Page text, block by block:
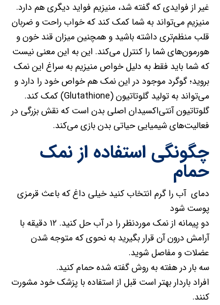
غیر از فوایدی که گفته شد، منیزیم فواید دیگری هم دارد.
منیزیم می‌تواند به شما کمک کند که خواب راحت و ضربان
قلب منظم‌تری داشته باشید و همچنین میزان قند خون و
هورمون‌های شما را کنترل می‌کند. این به این معنی نیست
که شما باید فقط به دلیل خواص منیزیم به سراغ این نمک
بروید؛ گوگرد موجود در این نمک هم خواص خود را دارد‌ و
می‌تواند به تولید گلوتاتیون (Glutathione) کمک کند.
گلوتاتیون آنتی‌اکسیدان اصلی بدن است که نقش بزرگی در
فعالیت‌های شیمیایی حیاتی بدن بازی می‌کند.
چگونگی استفاده از نمک
حمام
دمای آب را گرم انتخاب کنید خیلی داغ که باعث قرمزی
پوست شود
دو پیمانه از نمک موردنظر را در آب حل کنید. ۱۲ دقیقه با
آرامش درون آن قرار بگیرید به نحوی که متوجه شدن
عضلات و مفاصل شوید.
سه بار در هفته به روش گفته شده حمام کنید.
افراد باردار بهتر است قبل از استفاده با پزشک خود مشورت
کنند.